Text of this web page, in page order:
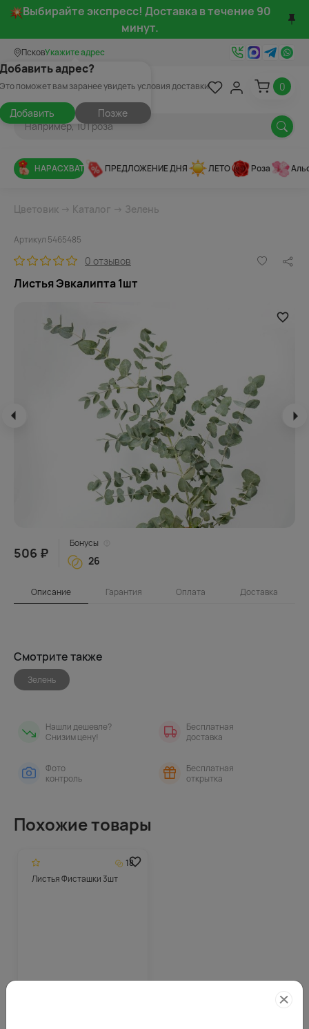
Выбирайте экспресс! Доставка в течение 90
минут.
ПсковУкажите адрес
адрес?
поможет вам заранее увидеть условия доставки
Добавить Позже
0
НАРАСХВАТ ПРЕДЛОЖЕНИЕ ДНЯ ЛЕТО Роза
Цветовик → Каталог → Зелень
Артикул 5465485
0 отзывов
Листья Эвкалипта 1шт
506 ₽
Бонусы
26
Описание Гарантия Оплата Доставка
Смотрите также
Зелень
Нашли дешевле?
Снизим цену!
Бесплатная
доставка
Фото
контроль
Бесплатная
открытка
Похожие товары
18
Листья Фисташки 3шт